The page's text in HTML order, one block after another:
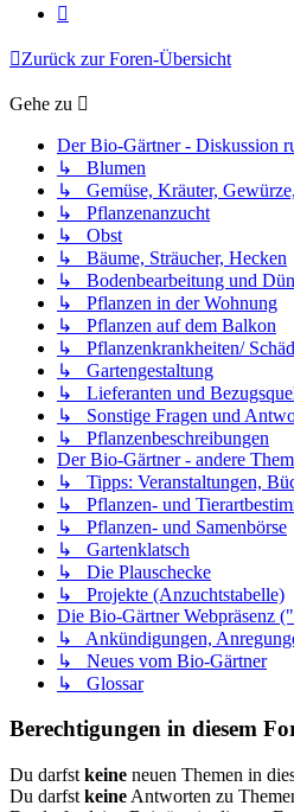
Zurück zur Foren-Übersicht
Gehe zu
Der Bio-Gärtner - Diskussion
↳ Blumen
↳ Gemüse, Kräuter,
↳ Pflanzenanzucht
↳ Obst
↳ Bäume, Sträucher, Hecken
↳ Bodenbearbeitung und
↳ Pflanzen in der Wohnung
↳ Pflanzen auf dem Balkon
↳ Pflanzenkrankheiten/
↳ Gartengestaltung
↳ Lieferanten und
↳ Sonstige Fragen und
↳ Pflanzenbeschreibungen
Der Bio-Gärtner - andere
↳ Tipps: Veranstaltungen,
↳ Pflanzen- und
↳ Pflanzen- und Samenbörse
↳ Gartenklatsch
↳ Die Plauschecke
↳ Projekte (Anzuchtstabelle)
Die Bio-Gärtner Webpräsenz
↳ Ankündigungen,
↳ Neues vom Bio-Gärtner
↳ Glossar
Berechtigungen in diesem
Du darfst keine neuen Themen in
Du darfst keine Antworten zu